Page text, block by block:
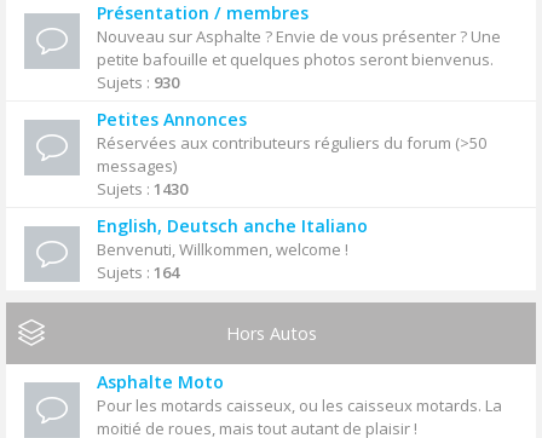
Présentation / membres
Nouveau sur Asphalte ? Envie de vous présenter ? Une
petite bafouille et quelques photos seront bienvenus.
Sujets : 930
Petites Annonces
Réservées aux contributeurs réguliers du forum (>50
messages)
Sujets : 1430
English, Deutsch anche Italiano
Benvenuti, Willkommen, welcome !
Sujets : 164
Hors Autos
Asphalte Moto
Pour les motards caisseux, ou les caisseux motards. La
moitié de roues, mais tout autant de plaisir !